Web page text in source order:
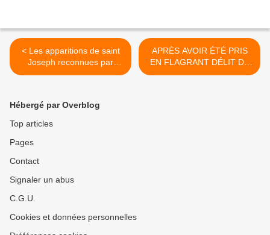
< Les apparitions de saint
Joseph reconnues par
l’Église
APRÈS AVOIR ÉTÉ PRIS
EN FLAGRANT DÉLIT DE
MENSONGE, VATICAN
Hébergé par Overblog
Top articles
Pages
Contact
Signaler un abus
C.G.U.
Cookies et données personnelles